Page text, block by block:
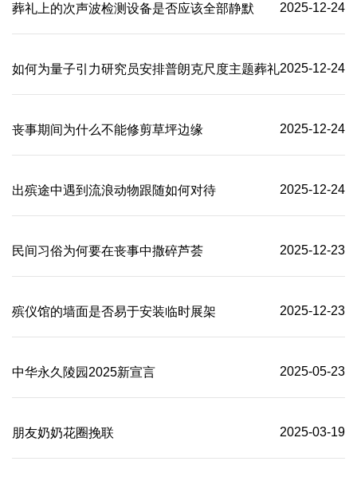
葬礼上的次声波检测设备是否应该全部静默 2025-12-24
如何为量子引力研究员安排普朗克尺度主题葬礼2025-12-24
丧事期间为什么不能修剪草坪边缘 2025-12-24
出殡途中遇到流浪动物跟随如何对待 2025-12-24
民间习俗为何要在丧事中撒碎芦荟 2025-12-23
殡仪馆的墙面是否易于安装临时展架 2025-12-23
中华永久陵园2025新宣言 2025-05-23
朋友奶奶花圈挽联 2025-03-19